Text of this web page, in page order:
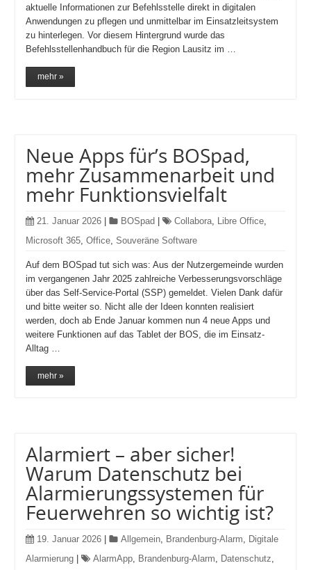
aktuelle Informationen zur Befehlsstelle direkt in digitalen
Anwendungen zu pflegen und unmittelbar im Einsatzleitsystem
zu hinterlegen. Vor diesem Hintergrund wurde das
Befehlsstellenhandbuch für die Region Lausitz im …
mehr »
Neue Apps für’s BOSpad,
mehr Zusammenarbeit und
mehr Funktionsvielfalt
21. Januar 2026 | BOSpad | Collabora Libre Office
Microsoft 365 ,Office ,Souveräne Software
Auf dem BOSpad tut sich was: Aus der Nutzergemeinde wurden
im vergangenen Jahr 2025 zahlreiche Verbesserungsvorschläge
über das Self-Service-Portal (SSP) gemeldet. Vielen Dank dafür
und bitte weiter so. Nicht alle der Ideen konnten realisiert
werden, doch ab Ende Januar kommen nun 4 neue Apps und
weitere Funktionen auf das Tablet der BOS, die im Einsatz-
Alltag …
mehr »
Alarmiert – aber sicher!
Warum Datenschutz bei
Alarmierungssystemen für
Feuerwehren so wichtig ist?
19. Januar 2026 Allgemein Brandenburg-Alarm
Digitale
Alarmierung
AlarmApp Brandenburg-Alarm Datenschutz